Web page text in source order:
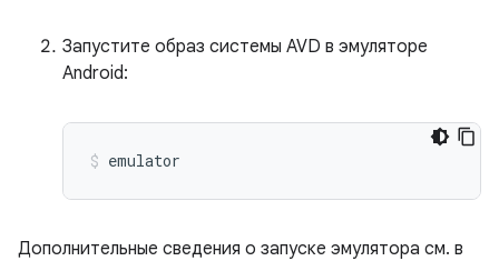
Запустите образ системы AVD в эмуляторе
Android:
emulator
Дополнительные сведения о запуске эмулятора см. в